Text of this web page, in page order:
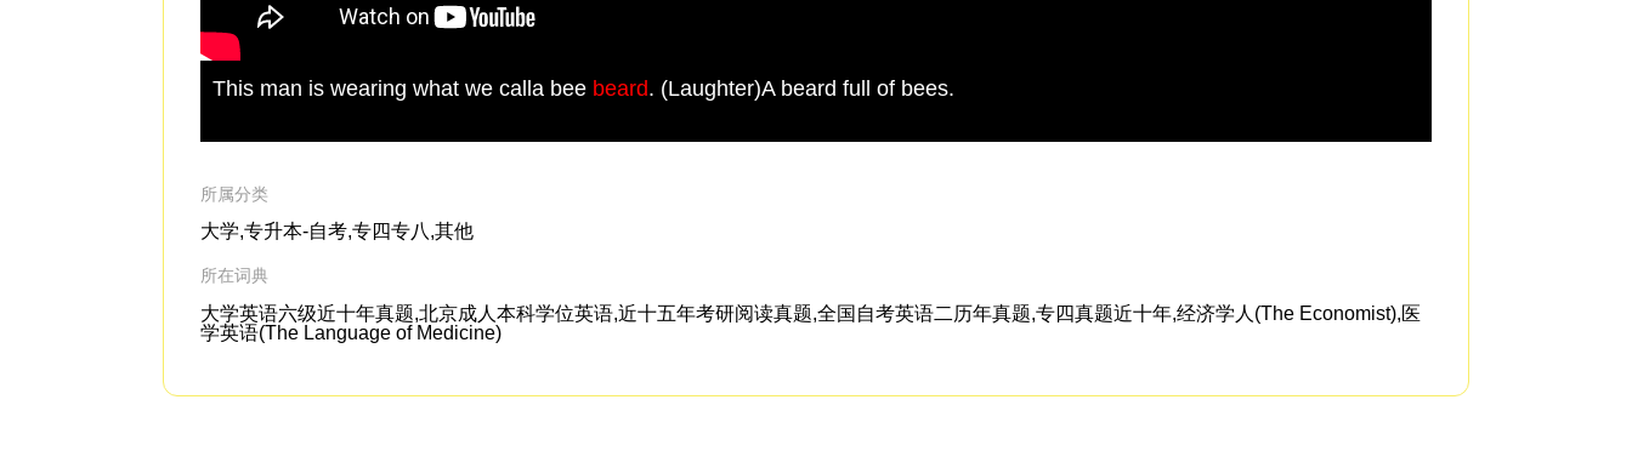
This man is wearing what we calla bee beard. (Laughter)A beard full of bees.
所属分类
大学,专升本-自考,专四专八,其他
所在词典
大学英语六级近十年真题,北京成人本科学位英语,近十五年考研阅读真题,全国自考英语二历年真题,专四真题近十年,经济学人(The Economist),医
学英语(The Language of Medicine)